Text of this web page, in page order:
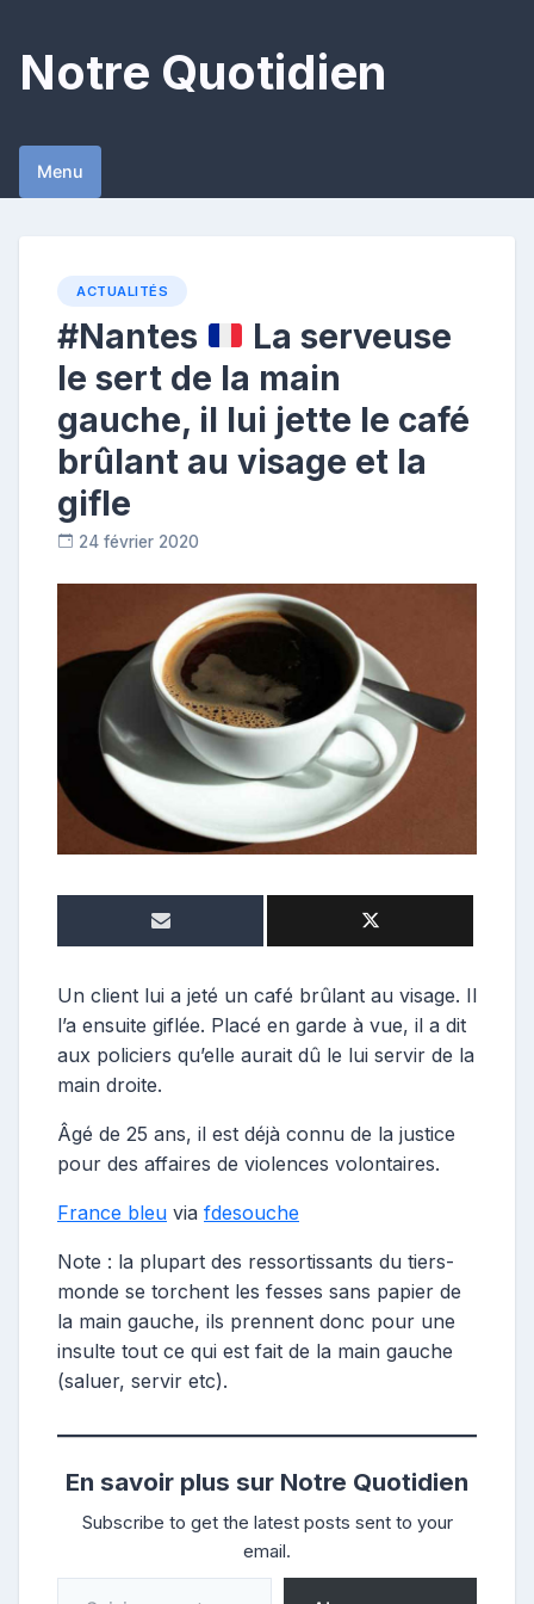
content
Notre Quotidien
Menu
ACTUALITÉS
#Nantes
La serveuse
le sert de la main
gauche, il lui jette le café
brûlant au visage et la
gifle
24 février 2020
o
n
t
b
u
t
r
c
Un client lui a jeté un café brûlant au visage. Il
l’a ensuite giflée. Placé en garde à vue, il a dit
aux policiers qu’elle aurait dû le lui servir de la
main droite.
Âgé de 25 ans, il est déjà connu de la justice
pour des affaires de violences volontaires.
France bleu via fdesouche
Note : la plupart des ressortissants du tiers-
monde se torchent les fesses sans papier de
la main gauche, ils prennent donc pour une
insulte tout ce qui est fait de la main gauche
(saluer, servir etc).
En savoir plus sur Notre Quotidien
Subscribe to get the latest posts sent to your
email.
Saisissez votre adresse e-mail…